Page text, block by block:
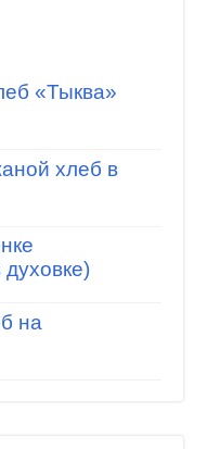
«Тыква»
хлеб в
на